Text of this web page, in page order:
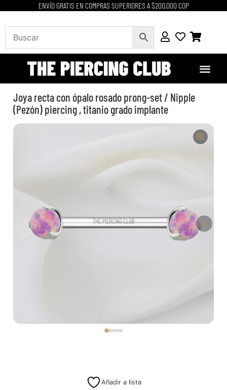
ENVÍO GRATIS EN COMPRAS SUPERIORES A $200.000 COP
Joya recta con ópalo rosado prong-set / Nipple
(Pezón) piercing , titanio grado implante
›
Añadir a lista